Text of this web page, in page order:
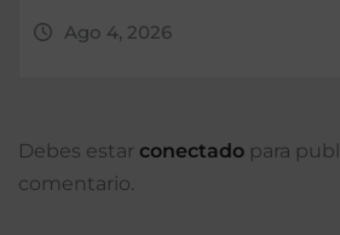
Ago 4, 2026
Debes estar conectado para
comentario.